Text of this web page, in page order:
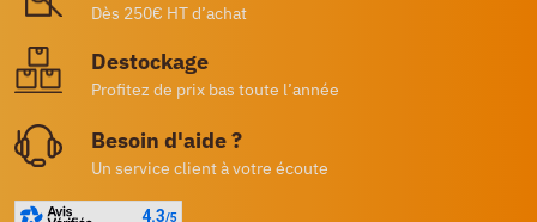
Dès 250€ HT d’achat
Destockage
Profitez de prix bas toute l’année
Besoin d'aide ?
Un service client à votre écoute